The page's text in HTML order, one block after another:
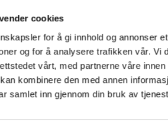
cookies
for å gi innhold og annonser
og for å analysere trafikken vår. Vi
vårt, med partnerne våre
kombinere den med annen
samlet inn gjennom din bruk av
00